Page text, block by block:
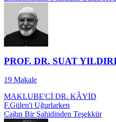
PROF. DR. SUAT
19 Makale
MAKLUBE'Cİ DR. KÂYİD
F.Gülen'i Uğurlarken
Çağın Bir Şahidinden Teşekkür